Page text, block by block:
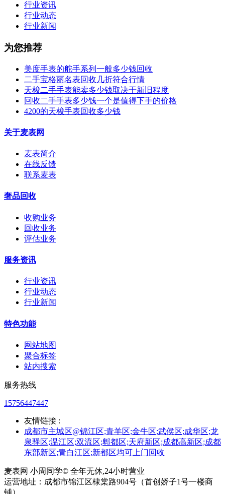
行业资讯
行业动态
行业新闻
为您推荐
美度手表的舵手系列一般多少钱回收
二手宝格丽名表回收几折符合行情
天梭二手手表能卖多少钱取决于新旧程度
回收二手手表多少钱一个是值得下手的价格
4200的天梭手表回收多少钱
关于麦表网
麦表简介
在线反馈
联系麦表
奢品回收
收购业务
回收业务
评估业务
服务资讯
行业资讯
行业动态
行业新闻
特色功能
网站地图
聚合标签
站内搜索
服务热线
15756447447
友情链接 :
成都市主城区@锦江区;青羊区;金牛区;武侯区;成华区;龙
泉驿区;温江区;双流区;郫都区;天府新区;成都高新区;成都
东部新区;青白江区;新都区均可上门回收
麦表网 小周同学© 全年无休,24小时营业
运营地址：成都市锦江区棣棠路904号（首创娇子1号一楼商
铺）